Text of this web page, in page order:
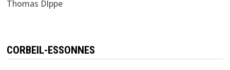
Thomas DIppe
CORBEIL-ESSONNES